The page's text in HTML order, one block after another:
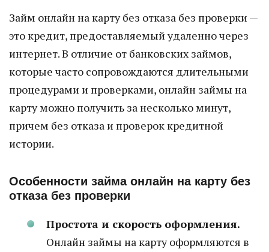
Займ онлайн на карту без отказа без проверки —
это кредит, предоставляемый удаленно через
интернет. В отличие от банковских займов,
которые часто сопровождаются длительными
процедурами и проверками, онлайн займы на
карту можно получить за несколько минут,
причем без отказа и проверок кредитной
истории.
Особенности займа онлайн на карту без
отказа без проверки
Простота и скорость оформления.
Онлайн займы на карту оформляются в